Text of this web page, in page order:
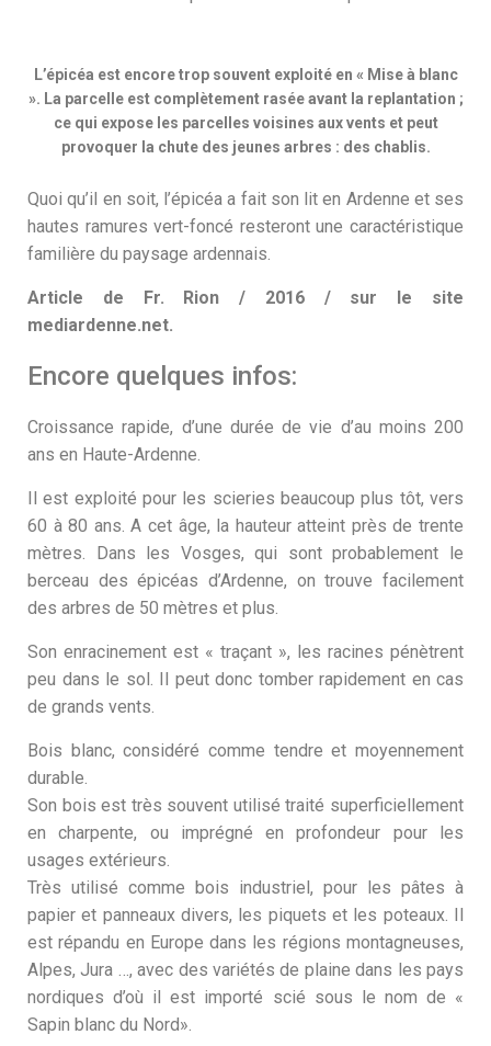
L’épicéa est encore trop souvent exploité en « Mise à blanc
». La parcelle est complètement rasée avant la replantation ;
ce qui expose les parcelles voisines aux vents et peut
provoquer la chute des jeunes arbres : des chablis.
Quoi qu’il en soit, l’épicéa a fait son lit en Ardenne et ses
hautes ramures vert-foncé resteront une caractéristique
familière du paysage ardennais.
Article de Fr. Rion / 2016 / sur le site
mediardenne.net.
Encore quelques infos:
Croissance rapide, d’une durée de vie d’au moins 200
ans en Haute-Ardenne.
Il est exploité pour les scieries beaucoup plus tôt, vers
60 à 80 ans. A cet âge, la hauteur atteint près de trente
mètres. Dans les Vosges, qui sont probablement le
berceau des épicéas d’Ardenne, on trouve facilement
des arbres de 50 mètres et plus.
Son enracinement est « traçant », les racines pénètrent
peu dans le sol. Il peut donc tomber rapidement en cas
de grands vents.
Bois blanc, considéré comme tendre et moyennement
durable.
Son bois est très souvent utilisé traité superficiellement
en charpente, ou imprégné en profondeur pour les
usages extérieurs.
Très utilisé comme bois industriel, pour les pâtes à
papier et panneaux divers, les piquets et les poteaux. Il
est répandu en Europe dans les régions montagneuses,
Alpes, Jura …, avec des variétés de plaine dans les pays
nordiques d’où il est importé scié sous le nom de «
Sapin blanc du Nord».